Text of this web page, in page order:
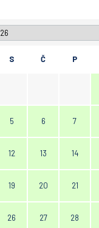
S Č P
5 6 7
12 13 14
19 20 21
26 27 28